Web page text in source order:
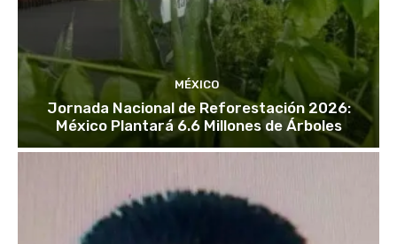
MÉXICO
Jornada Nacional de Reforestación 2026:
México Plantará 6.6 Millones de Árboles